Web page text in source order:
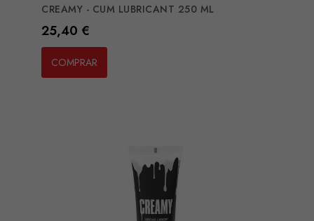
CREAMY - CUM LUBRICANT 250 ML
Preço
25,40 €
COMPRAR